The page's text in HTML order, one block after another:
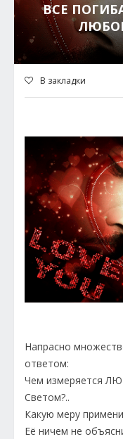
ВСЕ
В закладки
Напрасно
ответом:
Чем измеряется
Светом?..
Какую меру
Её ничем не